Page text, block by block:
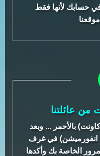
في حسابك لأنها فقط
من عائلتنا
بالأحمر ... وبعد
انفورميشن) في غرف
الخاصة بك وأكدها